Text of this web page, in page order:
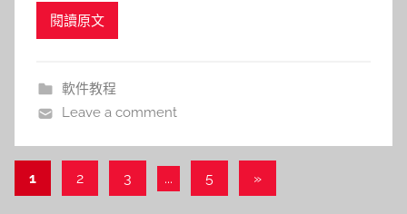
閱讀原文
軟件教程
Leave a comment
文
1 2 3 ... 5
Next
»